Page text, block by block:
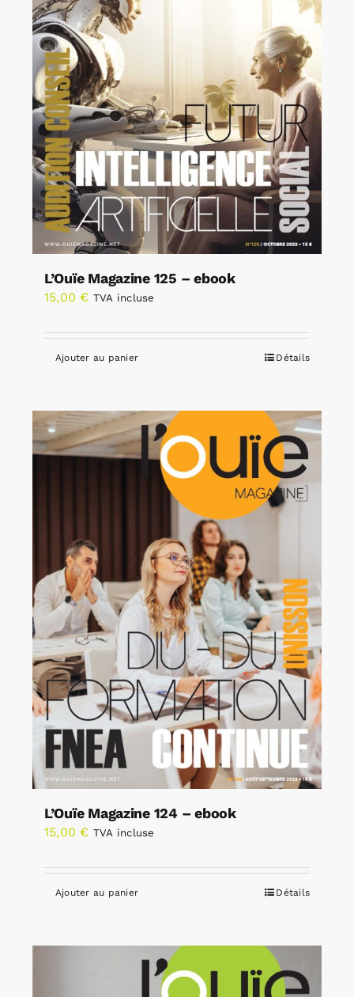
L’Ouïe Magazine 125 – ebook
15,00 € TVA incluse
Ajouter au panier Détails
L’Ouïe Magazine 124 – ebook
15,00 € TVA incluse
Ajouter au panier Détails